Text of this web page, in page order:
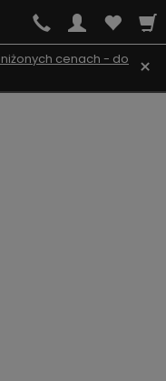
cenach - do
×